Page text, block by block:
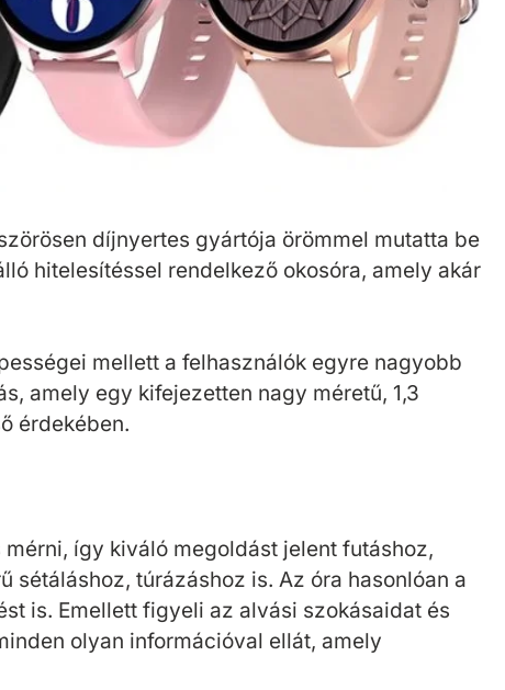
díjnyertes gyártója örömmel mutatta be
hitelesítéssel rendelkező okosóra, amely akár
mellett a felhasználók egyre nagyobb
amely egy kifejezetten nagy méretű, 1,3
érdekében.
így kiváló megoldást jelent futáshoz,
túrázáshoz is. Az óra hasonlóan a
is. Emellett figyeli az alvási szokásaidat és
olyan információval ellát, amely